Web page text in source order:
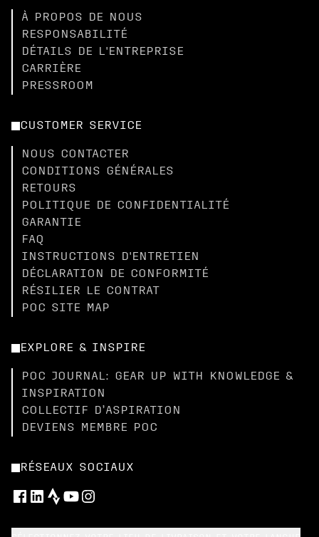
À PROPOS DE NOUS
RESPONSABILITÉ
DÉTAILS DE L'ENTREPRISE
CARRIÈRE
PRESSROOM
CUSTOMER SERVICE
NOUS CONTACTER
CONDITIONS GÉNÉRALES
RETOURS
POLITIQUE DE CONFIDENTIALITÉ
GARANTIE
FAQ
INSTRUCTIONS D'ENTRETIEN
DÉCLARATION DE CONFORMITÉ
RÉSILIER LE CONTRAT
POC SITE MAP
EXPLORE & INSPIRE
POC JOURNAL: GEAR UP WITH KNOWLEDGE &
INSPIRATION
COLLECTIF D’ASPIRATION
DEVIENS MEMBRE POC
RÉSEAUX SOCIAUX